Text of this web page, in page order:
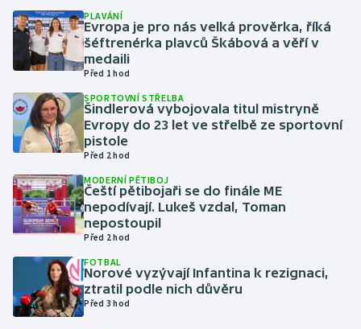
Jezdectví
Judo
Krasobruslení
Lezení
Lyže a snowboard
Moderní pětiboj
Motorsport
Olympijské hry
PLAVÁNÍ
Evropa je pro nás velká prověrka, říká
šéftrenérka plavců Škábová a věří v
medaili
Před 1 hod
SPORTOVNÍ STŘELBA
Šindlerová vybojovala titul mistryně
Evropy do 23 let ve střelbě ze sportovní
pistole
Před 2 hod
MODERNÍ PĚTIBOJ
Čeští pětibojaři se do finále ME
nepodívají. Lukeš vzdal, Toman
nepostoupil
Před 2 hod
FOTBAL
Norové vyzývají Infantina k rezignaci,
ztratil podle nich důvěru
Před 3 hod